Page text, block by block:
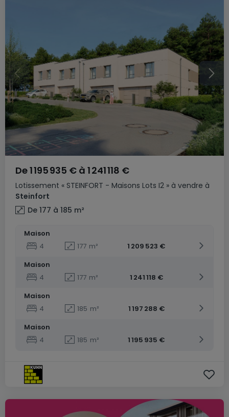
Lotissement « STEINFORT - Maisons Lots I2 » à vendre à
Steinfort
De1 195 935 € à 1 241 118 €
De 177 à 185 m²
Maison
4
177 m²
1 209 523 €
Maison
4
177 m²
1 241 118 €
Maison
4
185 m²
1 197 288 €
Maison
4
185 m² 1 195 935 €